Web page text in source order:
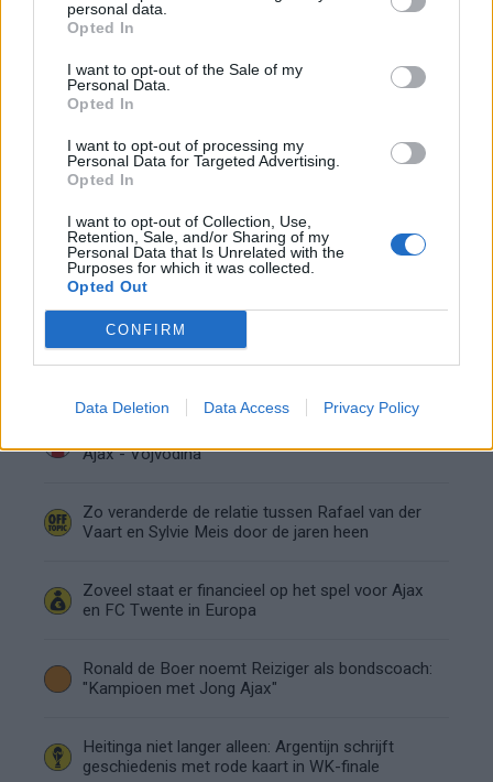
personal data.
Opted In
I want to opt-out of the Sale of my
Personal Data.
Opted In
I want to opt-out of processing my
Personal Data for Targeted Advertising.
Opted In
I want to opt-out of Collection, Use,
Retention, Sale, and/or Sharing of my
Personal Data that Is Unrelated with the
Purposes for which it was collected.
Opted Out
CONFIRM
Data Deletion Data Access Privacy Policy
blijft cruciaal
geschiedenis
de basis bij FC Barcelona
Servische media vergelijken Ajax-talent Abdellah
Ouazane met Lionel Messi
Ajax zet grote stap richting volgende ronde na
Ajax - Vojvodina
Zo veranderde de relatie tussen Rafael van der
Vaart en Sylvie Meis door de jaren heen
Zoveel staat er financieel op het spel voor Ajax
en FC Twente in Europa
Ronald de Boer noemt Reiziger als bondscoach:
"Kampioen met Jong Ajax"
Heitinga niet langer alleen: Argentijn schrijft
geschiedenis met rode kaart in WK-finale